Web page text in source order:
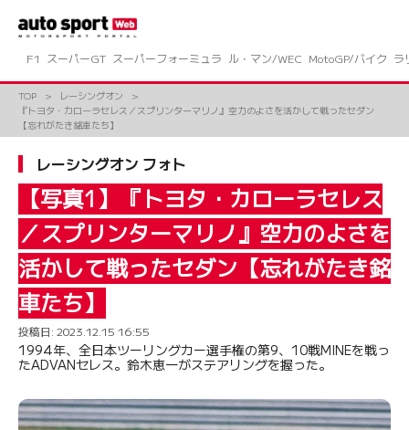
ツ
F1 スーパーGT スーパーフォーミュラ ル・マン/WEC MotoGP/バイク ラ
TOP
レーシングオン
『トヨタ・カローラセレス／スプリンターマリノ』空力のよさを活かして戦ったセダン
【忘れがたき銘車たち】
レーシングオン フォト
【写真1】『トヨタ・カローラセレス
／スプリンターマリノ』空力のよさを
活かして戦ったセダン【忘れがたき銘
車たち】
投稿日: 2023.12.15 16:55
1994年、全日本ツーリングカー選手権の第9、10戦MINEを戦っ
たADVANセレス。鈴木恵一がステアリングを握った。